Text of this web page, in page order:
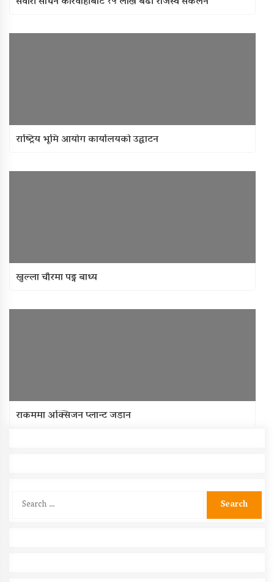
राष्ट्रिय भूमि आयोग कार्यालयको उद्घाटन
खुल्ला चौरमा पढ्न बाध्य
राकममा अक्सिजन प्लान्ट जडान
Search